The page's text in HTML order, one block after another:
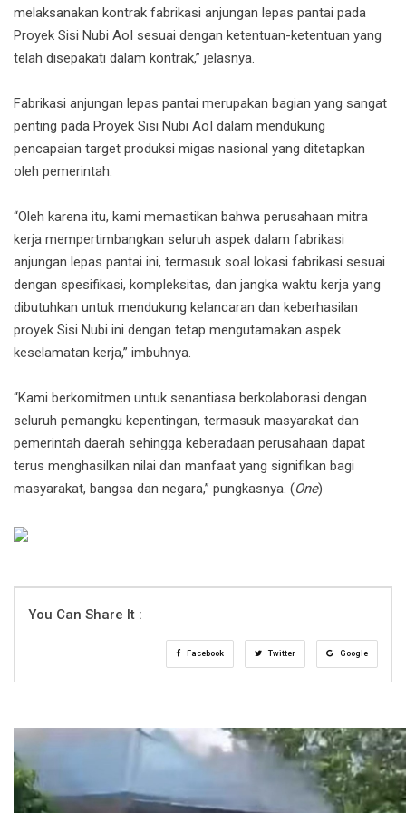
melaksanakan kontrak fabrikasi anjungan lepas pantai pada
Proyek Sisi Nubi AoI sesuai dengan ketentuan-ketentuan yang
telah disepakati dalam kontrak,” jelasnya.
Fabrikasi anjungan lepas pantai merupakan bagian yang sangat
penting pada Proyek Sisi Nubi AoI dalam mendukung
pencapaian target produksi migas nasional yang ditetapkan
oleh pemerintah.
“Oleh karena itu, kami memastikan bahwa perusahaan mitra
kerja mempertimbangkan seluruh aspek dalam fabrikasi
anjungan lepas pantai ini, termasuk soal lokasi fabrikasi sesuai
dengan spesifikasi, kompleksitas, dan jangka waktu kerja yang
dibutuhkan untuk mendukung kelancaran dan keberhasilan
proyek Sisi Nubi ini dengan tetap mengutamakan aspek
keselamatan kerja,” imbuhnya.
“Kami berkomitmen untuk senantiasa berkolaborasi dengan
seluruh pemangku kepentingan, termasuk masyarakat dan
pemerintah daerah sehingga keberadaan perusahaan dapat
terus menghasilkan nilai dan manfaat yang signifikan bagi
masyarakat, bangsa dan negara,” pungkasnya. (One)
You Can Share It :
Facebook Twitter Google